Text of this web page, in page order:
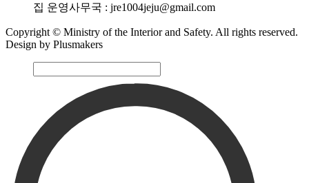
집 운영사무국 : jre1004jeju@gmail.com
Copyright © Ministry of the Interior and Safety. All rights reserved.
Design by Plusmakers